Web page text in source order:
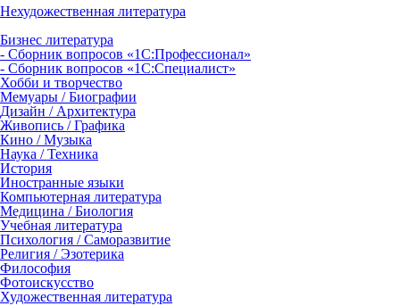
Нехудожественная литература
Бизнес литература
- Сборник вопросов «1С:Профессионал»
- Сборник вопросов «1С:Специалист»
Хобби и творчество
Мемуары / Биографии
Дизайн / Архитектура
Живопись / Графика
Кино / Музыка
Наука / Техника
История
Иностранные языки
Компьютерная литература
Медицина / Биология
Учебная литература
Психология / Саморазвитие
Религия / Эзотерика
Философия
Фотоискусство
Художественная литература